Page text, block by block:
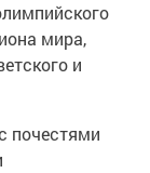
мира,
и
почестями